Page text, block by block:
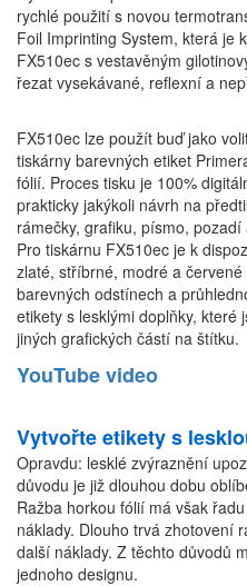
rychlé použití s novou
Foil Imprinting System, která je
FX510ec s vestavěným
řezat vysekávané, reflexní a
FX510ec lze použít buď jako
tiskárny barevných etiket
fólií. Proces tisku je 100%
prakticky jakýkoli návrh na
rámečky, grafiku, písmo, pozadí
Pro tiskárnu FX510ec je k
zlaté, stříbrné, modré a
barevných odstínech a
etikety s lesklými doplňky,
jiných grafických částí na štítku.
YouTube video
Vytvořte etikety s
Opravdu: lesklé zvýraznění
důvodu je již dlouhou dobu
Ražba horkou fólií má však
náklady. Dlouho trvá zhotovení
další náklady. Z těchto důvodů
jednoho designu.